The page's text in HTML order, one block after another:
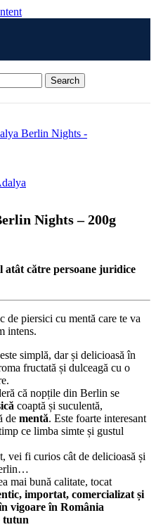
Search
Nights – 200g
atât către persoane juridice
de piersici cu mentă care te va
intens.
simplă, dar și delicioasă în
fructată și dulceagă cu o
că nopțile din Berlin se
coaptă și suculentă,
de mentă. Este foarte interesant
ce limba simte și gustul
vei fi curios cât de delicioasă și
mai bună calitate, tocat
importat, comercializat și
vigoare în România
tutun